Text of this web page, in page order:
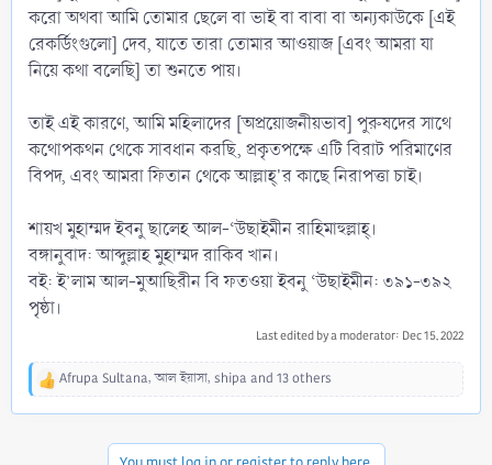
করো অথবা আমি তোমার ছেলে বা ভাই বা বাবা বা অন্যকাউকে [এই
রেকর্ডিংগুলো] দেব, যাতে তারা তোমার আওয়াজ [এবং আমরা যা
নিয়ে কথা বলেছি] তা শুনতে পায়।
তাই এই কারণে, আমি মহিলাদের [অপ্রয়োজনীয়ভাব] পুরুষদের সাথে
কথোপকথন থেকে সাবধান করছি, প্রকৃতপক্ষে এটি বিরাট পরিমাণের
বিপদ, এবং আমরা ফিতান থেকে আল্লাহ্'র কাছে নিরাপত্তা চাই।
শায়খ মুহাম্মদ ইবনু ছালেহ আল-‘উছাইমীন রাহিমাহুল্লাহ্।
বঙ্গানুবাদ: আব্দুল্লাহ মুহাম্মদ রাকিব খান।
বই: ই’লাম আল-মুআছিরীন বি ফতওয়া ইবনু ‘উছাইমীন: ৩৯১-৩৯২
পৃষ্ঠা।
Last edited by a moderator: Dec 15, 2022
R
Afrupa Sultana,আল ইয়াসা, shipa and 13 others